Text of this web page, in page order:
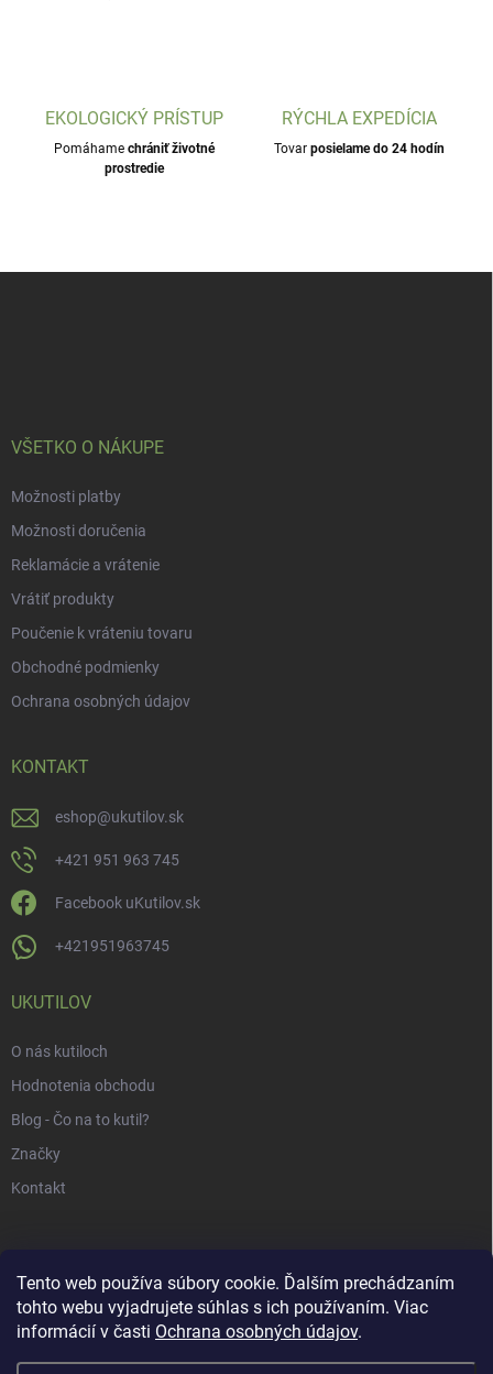
Tento web používa súbory cookie. Ďalším prechádzaním
tohto webu vyjadrujete súhlas s ich používaním. Viac
informácií v časti Ochrana osobných údajov.
EKOLOGICKÝ PRÍSTUP
Pomáhame chrániť životné
prostredie
RÝCHLA EXPEDÍCIA
Tovar posielame do 24 hodín
VŠETKO O NÁKUPE
Možnosti platby
Možnosti doručenia
Reklamácie a vrátenie
Vrátiť produkty
Poučenie k vráteniu tovaru
Obchodné podmienky
Ochrana osobných údajov
KONTAKT
eshop@ukutilov.sk
+421 951 963 745
Facebook uKutilov.sk
+421951963745
UKUTILOV
O nás kutiloch
Hodnotenia obchodu
Blog - Čo na to kutil?
Značky
Kontakt